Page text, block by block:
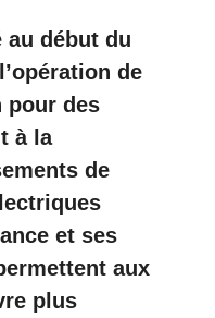
au début du
de
pour des
à la
de
et ses
aux
plus